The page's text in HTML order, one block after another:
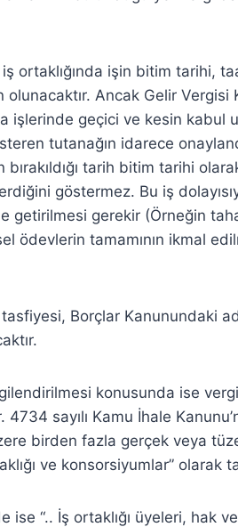
ortaklığında işin bitim tarihi,
Ancak Gelir Vergisi
işlerinde geçici ve kesin kabul
tutanağın idarece
bırakıldığı tarih bitim tarihi
göstermez. Bu iş
getirilmesi gerekir (Örneğin
ödevlerin tamamının ikmal
Borçlar Kanunundaki
konusunda ise
4734 sayılı Kamu İhale
birden fazla gerçek veya
ve konsorsiyumlar” olarak
ise “.. İş ortaklığı üyeleri, hak